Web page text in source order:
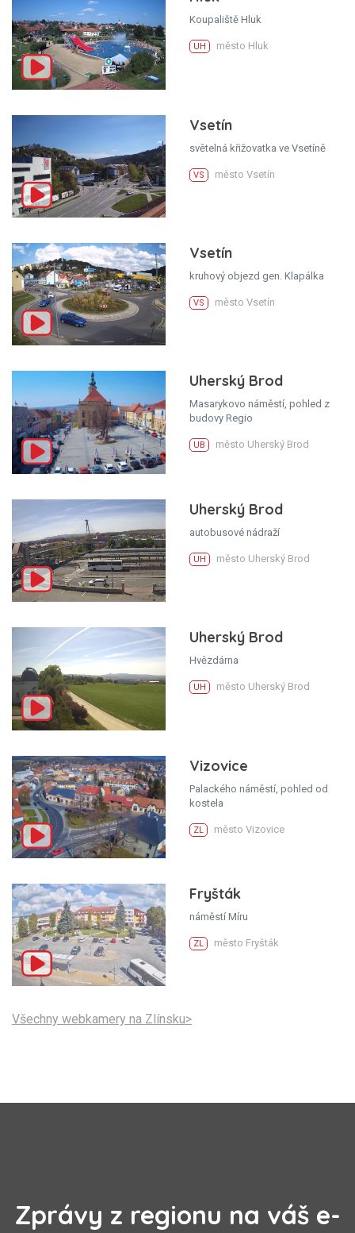
Koupaliště Hluk
UH město Hluk
Vsetín
světelná křižovatka ve Vsetíně
VS město Vsetín
Vsetín
kruhový objezd gen. Klapálka
VS město Vsetín
Uherský Brod
Masarykovo náměstí, pohled z
budovy Regio
UB město Uherský Brod
Uherský Brod
autobusové nádraží
UH město Uherský Brod
Uherský Brod
Hvězdárna
UH město Uherský Brod
Vizovice
Palackého náměstí, pohled od
kostela
ZL město Vizovice
Fryšták
náměstí Míru
ZL město Fryšták
Všechny webkamery na Zlínsku>
Zprávy z regionu na váš e-